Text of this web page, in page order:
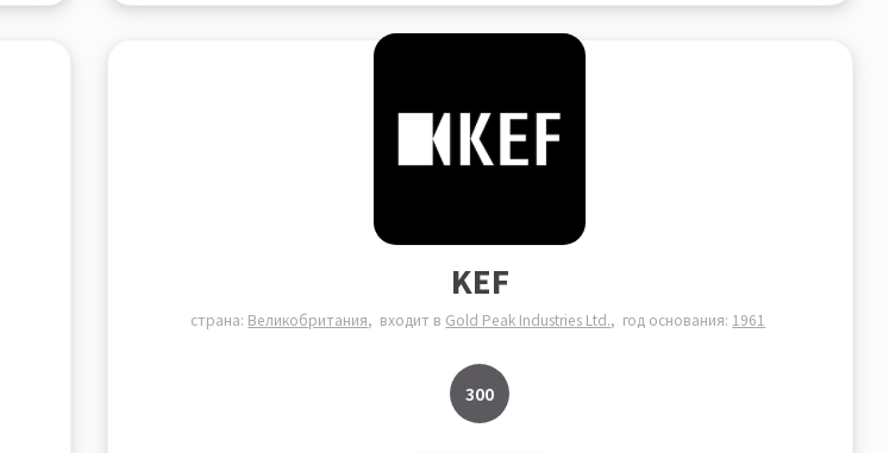
KEF
страна: Великобритания входит в Gold Peak Industries Ltd. год основания: 1961
300